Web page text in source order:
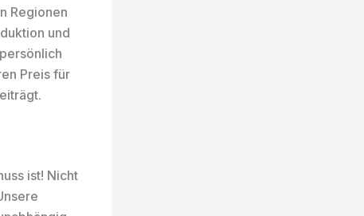
Regionen
und
Preis für
ist! Nicht